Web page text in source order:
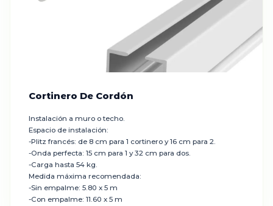
Cortinero De Cordón
Instalación a muro o techo.
Espacio de instalación:
-Plitz francés: de 8 cm para 1 cortinero y 16 cm para 2.
-Onda perfecta: 15 cm para 1 y 32 cm para dos.
-Carga hasta 54 kg.
Medida máxima recomendada:
-Sin empalme: 5.80 x 5 m
-Con empalme: 11.60 x 5 m